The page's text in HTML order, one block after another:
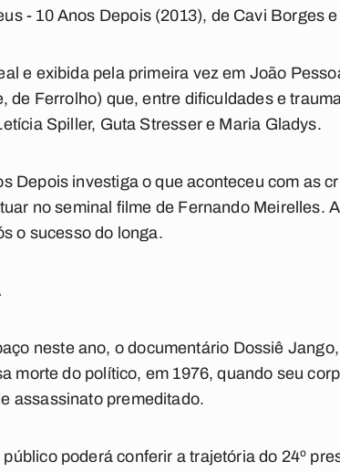
- 10 Anos Depois (2013), de Cavi Borges
e exibida pela primeira vez em João
de Ferrolho) que, entre dificuldades e
Spiller, Guta Stresser e Maria Gladys.
Depois investiga o que aconteceu com as
no seminal filme de Fernando Meirelles.
o sucesso do longa.
neste ano, o documentário Dossiê
morte do político, em 1976, quando seu
assassinato premeditado.
poderá conferir a trajetória do 24º